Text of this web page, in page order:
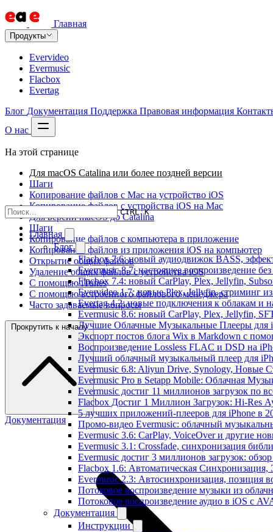
Главная
Продукты
Evervideo
Evermusic
Flacbox
Evertag
Блог Документация Поддержка Правовая информация
О нас
CTRL K
Главная
Блог
Flacbox 7.6: новый аудиодвижок BASS,
Evermusic 8.7: настоящее воспроизведение
Flacbox 7.4: новый CarPlay, Plex, Jellyfin,
Evervideo 1.7: новые Plex, Jellyfin, стриминг
Evertag 4.2: новые подключения к облакам и
Evermusic 8.6: новый CarPlay, Plex, Jellyfin,
Лучшие Облачные Музыкальные Плееры для
Экспорт постов блога Wix в Markdown с
Воспроизведение Lossless FLAC и DSD на
Лучший облачный музыкальный плеер для
Evermusic 6.8: Aliyun Drive, Synology, Новые
Evermusic Pro в Setapp Mobile: Облачная
Evermusic достиг 11 миллионов загрузок по
Flacbox Достиг 1 Миллион Загрузок: Hi-Res
5 лучших приложений-плееров для iPhone в
Промо-видео Evermusic: облачный
Evermusic 3.6: CarPlay, VoiceOver и другие
Evermusic 3.1: Crossfade, синхронизация
Evermusic достиг 3 миллионов загрузок:
Flacbox 1.6: Автоматическая
Evermusic 2.3: Автосинхронизация, позиция
Потоковое воспроизведение музыки из
Потоковое воспроизведение аудио в iOS с
Документация
Инструкции
На этой странице
Для macOS Catalina или более поздней версии
Шаги
Копирование файлов с Mac на устройство iOS
Копирование файлов с устройства iOS на Mac
Для версий macOS до Catalina
Шаги
Копирование файлов с компьютера в приложение
Копирование файлов из приложения iOS на компьютер
Открытие общих файлов
Удаление общих файлов с устройства iOS
С помощью iTunes
С помощью встроенного файлового менеджера
Часто задаваемые вопросы
Прокрутить к началу
Документация